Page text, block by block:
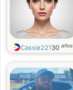
Cassie22130 años